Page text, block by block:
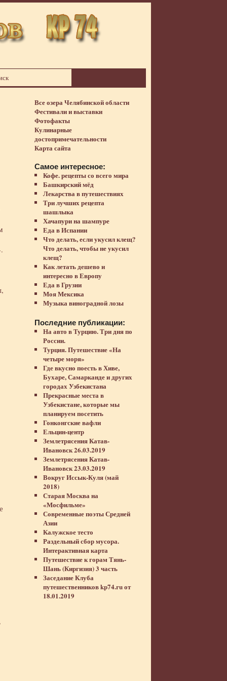
Все озера Челябинской области
Фестивали и выставки
Фотофакты
Кулинарные
достопримечательности
Карта сайта
Самое интересное:
Кофе. рецепты со всего мира
Башкирский мёд
Лекарства в путешествиях
Три лучших рецепта
шашлыка
Хачапури на шампуре
Еда в Испании
Что делать, если укусил клещ?
Что делать, чтобы не укусил
клещ?
Как летать дешево и
интересно в Европу
Еда в Грузии
Моя Мексика
Музыка виноградной лозы
Последние публикации:
На авто в Турцию. Три дня по
России.
Турция. Путешествие «На
четыре моря»
Где вкусно поесть в Хиве,
Бухаре, Самарканде и других
городах Узбекистана
Прекрасные места в
Узбекистане, которые мы
планируем посетить
Гонконгские вафли
Ельцин-центр
Землетрясения Катав-
Ивановск 26.03.2019
Землетрясения Катав-
Ивановск 23.03.2019
Вокруг Иссык-Куля (май
2018)
Старая Москва на
«Мосфильме»
Современные поэты Средней
Азии
Калужское тесто
Раздельный сбор мусора.
Интерактивная карта
Путешествие к горам Тянь-
Шань (Киргизия) 3 часть
Заседание Клуба
путешественников kp74.ru от
18.01.2019